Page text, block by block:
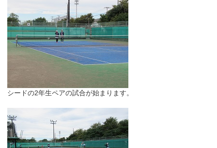
シードの2年生ペアの試合が始まります。